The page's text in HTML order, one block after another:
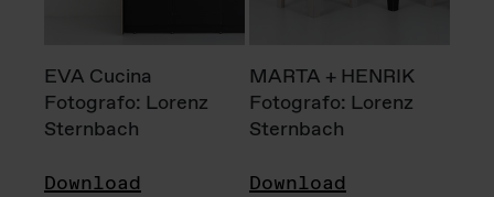
EVA Cucina
Fotografo: Lorenz
Sternbach
Download
MARTA + HENRIK
Fotografo: Lorenz
Sternbach
Download